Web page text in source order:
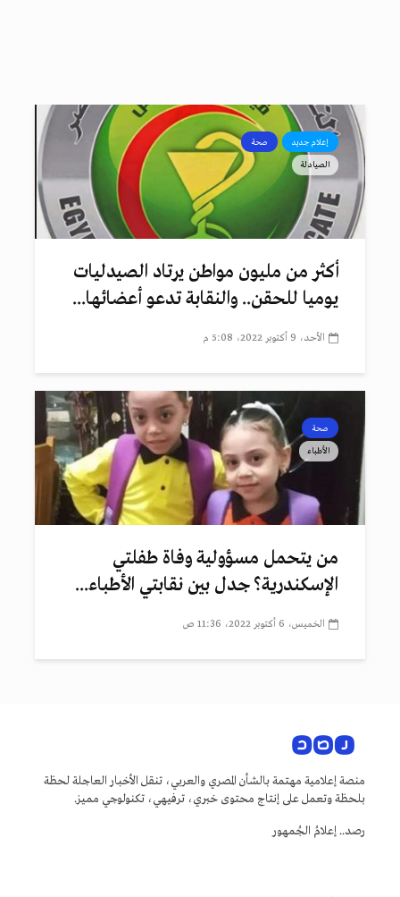
إعلام جديد صحة
الصيادلة
أكثر من مليون مواطن يرتاد الصيدليات
يوميا للحقن.. والنقابة تدعو أعضائها...
الأحد، 9 أكتوبر 2022، 5:08 م
صحة
الأطباء
من يتحمل مسؤولية وفاة طفلتي
الإسكندرية؟ جدل بين نقابتي الأطباء...
الخميس، 6 أكتوبر 2022، 11:36 ص
منصة إعلامية مهتمة بالشأن المصري والعربي، تنقل الأخبار العاجلة لحظة
بلحظة وتعمل على إنتاج محتوى خبري، ترفيهي، تكنولوجي مميز.
رصد.. إعلامُ الجُمهور